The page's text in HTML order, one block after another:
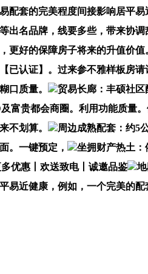
套的完美程度间接影响居平
名品牌，线要多些，带来协
好的保障房子将来的升值价
认证】。过来参不雅样板房
口质量。
贸易长廊：丰硕社
贵都会商圈。利用功能质量
不划算。
周边成熟配套：约5
。一键预定，
坐拥财产热土：
优惠丨欢送致电丨诚邀品鉴
近健康，例如，一个完美的